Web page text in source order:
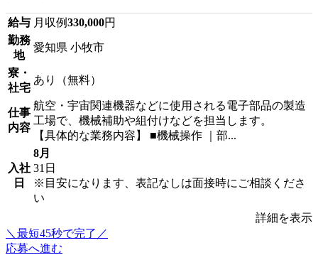
給与 月収例330,000円
勤務
地
愛知県 小牧市
寮・
社宅
あり（無料）
仕事
内容
航空・宇宙関連機器などに使用される電子部品の製造
工場で、機械補助や組付けなどを担当します。
【具体的な業務内容】 ■機械操作 ｜部...
入社
日
8月
31日
※目安になります、表記なしは面接時にご相談くださ
い
詳細を表示
＼最短45秒で完了／
応募へ進む